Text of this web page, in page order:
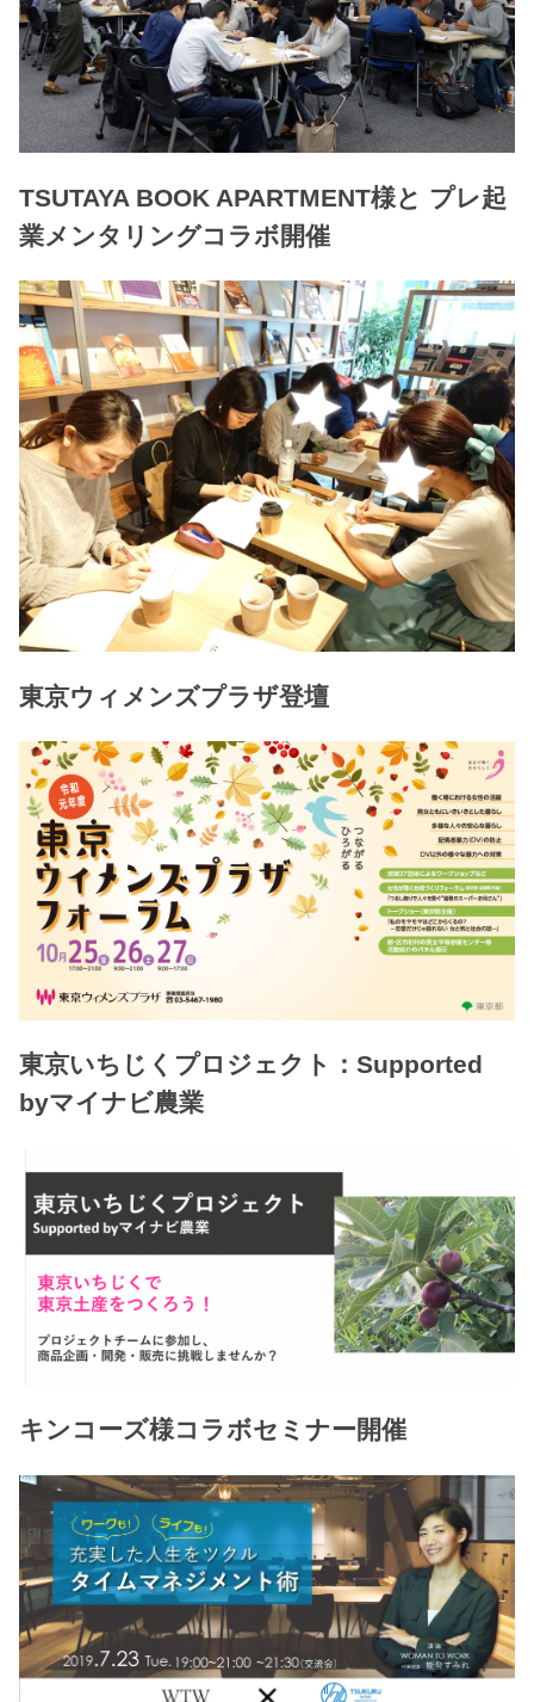
TSUTAYA BOOK APARTMENT様と プレ起
業メンタリングコラボ開催
東京ウィメンズプラザ登壇
東京いちじくプロジェクト：Supported
byマイナビ農業
キンコーズ様コラボセミナー開催